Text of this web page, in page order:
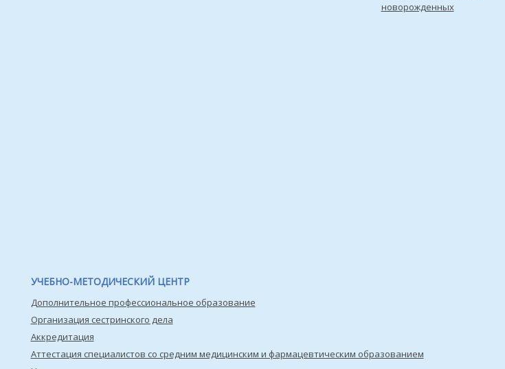
новорожденных
УЧЕБНО-МЕТОДИЧЕСКИЙ ЦЕНТР
Дополнительное профессиональное образование
Организация сестринского дела
Аккредитация
Аттестация специалистов со средним медицинским и фармацевтическим образованием